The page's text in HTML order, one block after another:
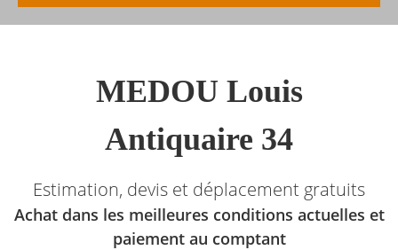
MEDOU Louis
Antiquaire 34
Estimation, devis et déplacement gratuits
Achat dans les meilleures conditions actuelles et
paiement au comptant